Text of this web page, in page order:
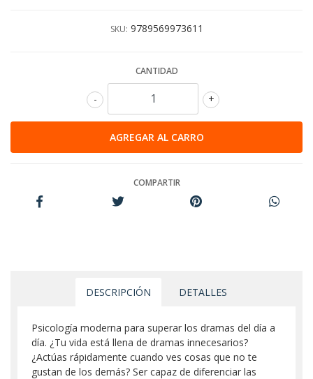
SKU: 9789569973611
CANTIDAD
+
-
COMPARTIR
DESCRIPCIÓN DETALLES
Psicología moderna para superar los dramas del día a
día. ¿Tu vida está llena de dramas innecesarios?
¿Actúas rápidamente cuando ves cosas que no te
gustan de los demás? Ser capaz de diferenciar las